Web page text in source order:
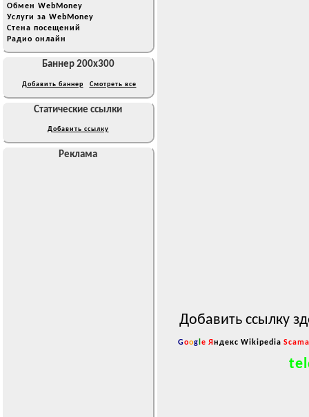
Обмен WebMoney
Услуги за WebMoney
Стена посещений
Радио онлайн
Баннер 200x300
Добавить баннер Смотреть все
Статические ссылки
Добавить ссылку
Реклама
Добавить ссылку
Goog e Я ндекс Wikipedia